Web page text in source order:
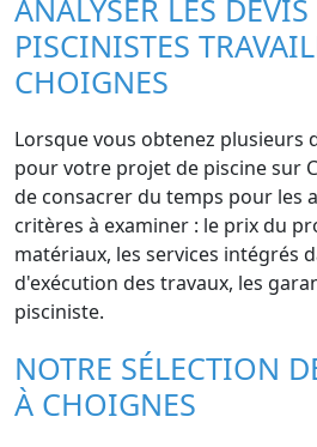
ANALYSER LES DEVIS
PISCINISTES
CHOIGNES
Lorsque vous obtenez plusieurs
pour votre projet de piscine sur
de consacrer du temps pour les
critères à examiner : le prix du
matériaux, les services intégrés
d'exécution des travaux, les
pisciniste.
NOTRE SÉLECTION
À CHOIGNES